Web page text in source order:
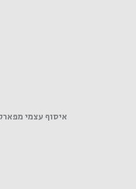
איסוף עצמי